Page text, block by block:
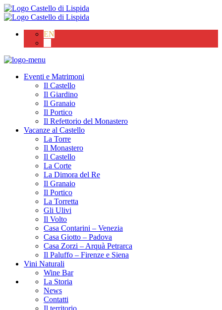
EN
Eventi e Matrimoni
Il Castello
Il Giardino
Il Granaio
Il Portico
Il Refettorio del Monastero
Vacanze al Castello
La Torre
Il Monastero
Il Castello
La Corte
La Dimora del Re
Il Granaio
Il Portico
La Torretta
Gli Ulivi
Il Volto
Casa Contarini – Venezia
Casa Giotto – Padova
Casa Zorzi – Arquà Petrarca
Il Paluffo – Firenze e Siena
Vini Naturali
Wine Bar
La Storia
News
Contatti
Il territorio